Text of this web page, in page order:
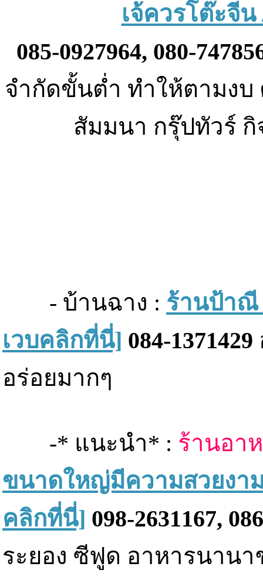
เจ้ควรโต๊ะจี
085-0927964, 080-
จำกัดขั้นต่ำ ทำให้ตามงบ
สัมมนา กรุ๊ปทัวร์ กิ
- บ้านฉาง : ร้านป้าณี
เวบคลิกที่นี่] 084-1371429
อร่อยมากๆ
-* แนะนำ* : ร้านอา
ขนาดใหญ่มีความสวยงา
คลิกที่นี่] 098-2631167,
ระยอง ซีฟูด อาหารนาน